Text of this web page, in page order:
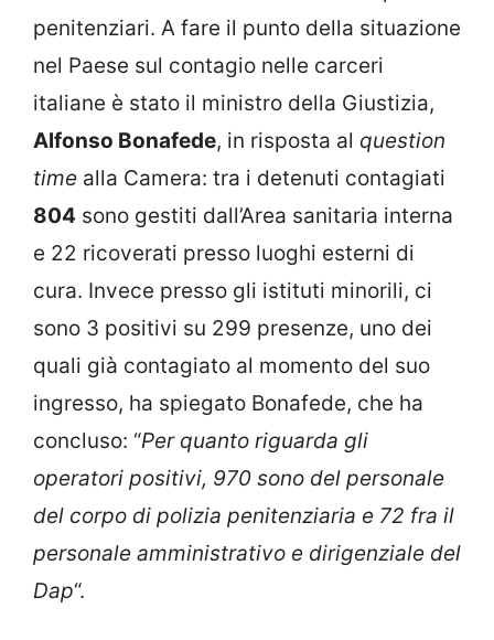
penitenziari. A fare il punto della situazione
nel Paese sul contagio nelle carceri
italiane è stato il ministro della Giustizia,
Alfonso Bonafede, in risposta al question
time alla Camera: tra i detenuti contagiati
804 sono gestiti dall’Area sanitaria interna
e 22 ricoverati presso luoghi esterni di
cura. Invece presso gli istituti minorili, ci
sono 3 positivi su 299 presenze, uno dei
quali già contagiato al momento del suo
ingresso, ha spiegato Bonafede, che ha
concluso: “Per quanto riguarda gli
operatori positivi, 970 sono del personale
del corpo di polizia penitenziaria e 72 fra il
personale amministrativo e dirigenziale del
Dap“.